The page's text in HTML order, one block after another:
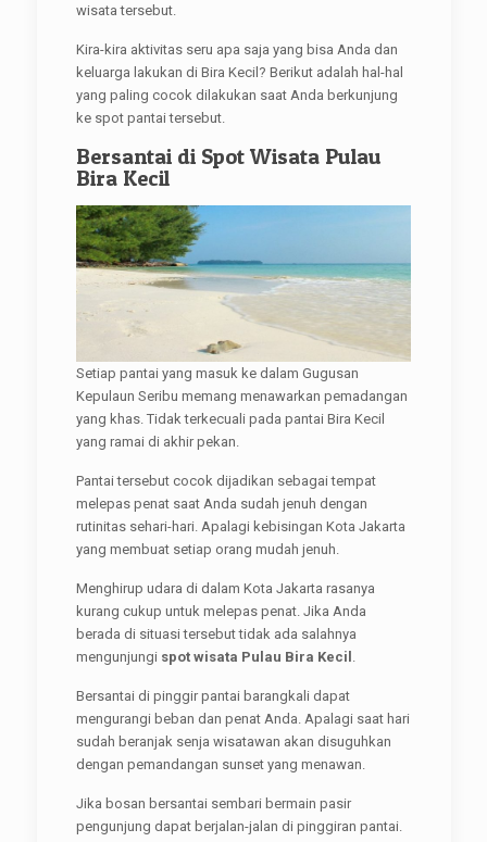
wisata tersebut.
Kira-kira aktivitas seru apa saja yang bisa Anda dan
keluarga lakukan di Bira Kecil? Berikut adalah hal-hal
yang paling cocok dilakukan saat Anda berkunjung
ke spot pantai tersebut.
Bersantai di Spot Wisata Pulau
Bira Kecil
Setiap pantai yang masuk ke dalam Gugusan
Kepulaun Seribu memang menawarkan pemadangan
yang khas. Tidak terkecuali pada pantai Bira Kecil
yang ramai di akhir pekan.
Pantai tersebut cocok dijadikan sebagai tempat
melepas penat saat Anda sudah jenuh dengan
rutinitas sehari-hari. Apalagi kebisingan Kota Jakarta
yang membuat setiap orang mudah jenuh.
Menghirup udara di dalam Kota Jakarta rasanya
kurang cukup untuk melepas penat. Jika Anda
berada di situasi tersebut tidak ada salahnya
mengunjungi spot wisata Pulau Bira Kecil
Bersantai di pinggir pantai barangkali dapat
mengurangi beban dan penat Anda. Apalagi saat hari
sudah beranjak senja wisatawan akan disuguhkan
dengan pemandangan sunset yang menawan.
Jika bosan bersantai sembari bermain pasir
pengunjung dapat berjalan-jalan di pinggiran pantai.